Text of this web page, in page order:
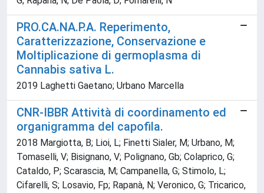
PRO.CA.NA.P.A. Reperimento,
Caratterizzazione, Conservazione e
Moltiplicazione di germoplasma di
Cannabis sativa L.
2019 Laghetti Gaetano; Urbano Marcella
CNR-IBBR Attività di coordinamento ed
organigramma del capofila.
2018 Margiotta, B; Lioi, L; Finetti Sialer, M; Urbano, M;
Tomaselli, V; Bisignano, V; Polignano, Gb; Colaprico, G;
Cataldo, P; Scarascia, M; Campanella, G; Stimolo, L;
Cifarelli, S; Losavio, Fp; Rapanà, N; Veronico, G; Tricarico,